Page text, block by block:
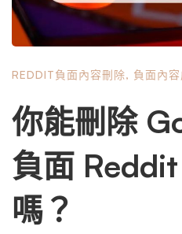
何處理誹謗內容？ Reddit 對於
任不管的。該平台透過其子版
容糾紛，除非它們涉及非法活
紛或確定用戶指控的真實性。
具有誹謗性而刪除它。這可能
但在考慮您的應對方案時，了
eddit 的政策以及它們如何適
WebRto 的律師隨時了解社群
以幫助您應對這些複雜的情況
REDDIT負面內容刪除, 負面內
你能刪除
負面
嗎？